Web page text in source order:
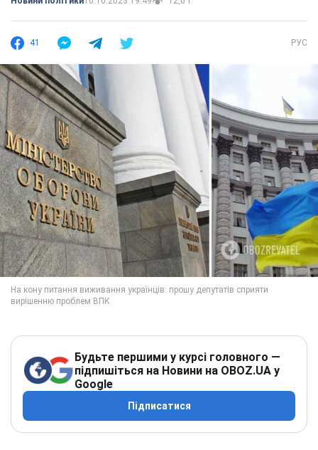
41 РУС
Будьте першими у курсі головного —
підпишіться на Новини на OBOZ.UA у
Google
Підписатися